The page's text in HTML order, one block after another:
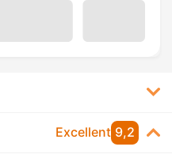
Excellent 9,2